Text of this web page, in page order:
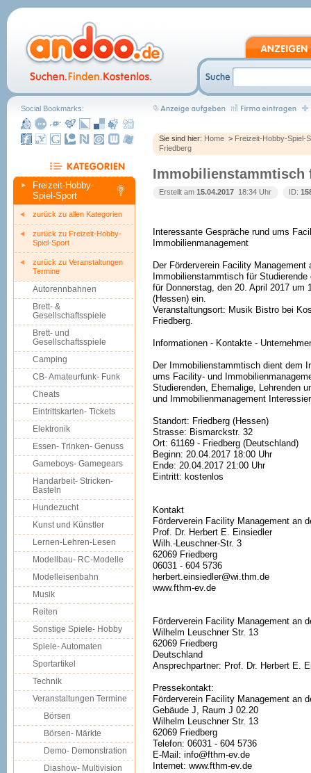
Sie sind hier: Home > Freizeit-Hobby-Spiel-
Friedberg
Immobilienstammtisch
Erstellt am 15.04.2017  18:34 Uhr ID:
Interessante Gespräche rund ums
Immobilienmanagement
Der Förderverein Facility
Immobilienstammtisch für Studierende
für Donnerstag, den 20. April 2017 um
(Hessen) ein.
Veranstaltungsort: Musik Bistro bei
Friedberg.
Informationen - Kontakte -
Der Immobilienstammtisch dient dem
ums Facility- und
Studierenden, Ehemalige, Lehrenden
und Immobilienmanagement
Standort: Friedberg (Hessen)
Strasse: Bismarckstr. 32
Ort: 61169 - Friedberg (Deutschland)
Beginn: 20.04.2017 18:00 Uhr
Ende: 20.04.2017 21:00 Uhr
Eintritt: kostenlos
Kontakt
Förderverein Facility Management an
Prof. Dr. Herbert E. Einsiedler
Wilh.-Leuschner-Str. 3
62069 Friedberg
06031 - 604 5736
herbert.einsiedler@wi.thm.de
www.fthm-ev.de
Förderverein Facility Management an
Wilhelm Leuschner Str. 13
62069 Friedberg
Deutschland
Ansprechpartner: Prof. Dr. Herbert E.
Pressekontakt:
Förderverein Facility Management an
Gebäude J, Raum J 02.20
Wilhelm Leuschner Str. 13
62069 Friedberg
Telefon: 06031 - 604 5736
E-Mail: info@fthm-ev.de
Internet: www.fthm-ev.de
Social Bookmarks:
Freizeit-Hobby-
Spiel-Sport
zurück zu allen Kategorien
zurück zu Freizeit-Hobby-
Spiel-Sport
zurück zu Veranstaltungen
Termine
Autorennbahnen
Brett- &
Gesellschaftsspiele
Brett- und
Gesellschaftsspiele
Camping
CB- Amateurfunk- Funk
Cheats
Eintrittskarten- Tickets
Elektronik
Essen- Trinken- Genuss
Gameboys- Gamegears
Handarbeit- Stricken-
Basteln
Hundezucht
Kunst und Künstler
Lernen-Lehren-Lesen
Modellbau- RC-Modelle
Modelleisenbahn
Musik
Reiten
Sonstige Spiele- Hobby
Spiele- Automaten
Sportartikel
Technik
Veranstaltungen Termine
Börsen
Börsen- Märkte
Demo- Demonstration
Diashow- Multivision